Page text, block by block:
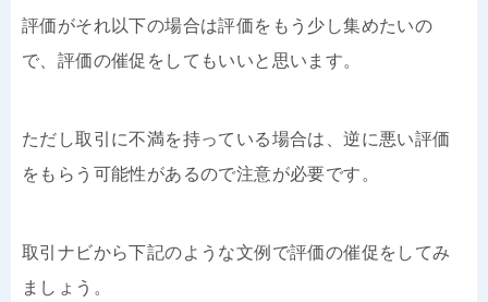
評価がそれ以下の場合は評価をもう少し集めたいの
で、評価の催促をしてもいいと思います。
ただし取引に不満を持っている場合は、逆に悪い評価
をもらう可能性があるので注意が必要です。
取引ナビから下記のような文例で評価の催促をしてみ
ましょう。